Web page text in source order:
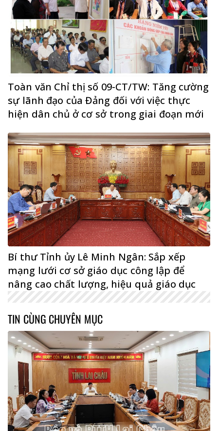
Toàn văn Chỉ thị số 09-CT/TW: Tăng cường
sự lãnh đạo của Đảng đối với việc thực
hiện dân chủ ở cơ sở trong giai đoạn mới
Bí thư Tỉnh ủy Lê Minh Ngân: Sắp xếp
mạng lưới cơ sở giáo dục công lập để
nâng cao chất lượng, hiệu quả giáo dục
TIN CÙNG CHUYÊN MỤC